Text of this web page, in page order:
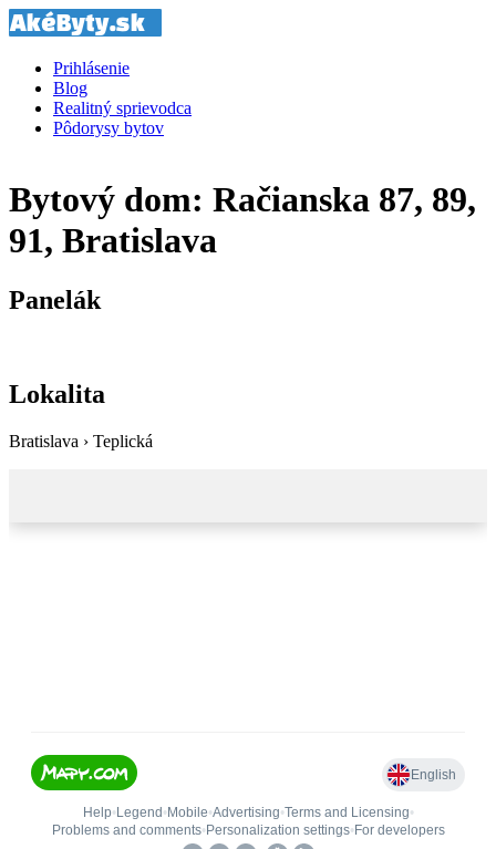
Prihlásenie
Blog
Realitný sprievodca
Pôdorysy bytov
Bytový dom: Račianska 87, 89,
91, Bratislava
Panelák
Lokalita
Bratislava › Teplická